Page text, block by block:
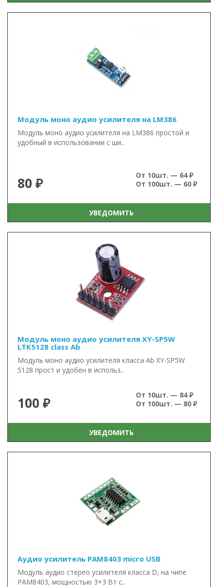
Модуль моно аудио усилителя на LM386
Модуль моно аудио усилителя на LM386 простой и
удобный в использовании с ши..
80 ₽
От 10шт. — 64 ₽
От 100шт. — 60 ₽
УВЕДОМИТЬ
Модуль моно аудио усилителя XY-SP5W
LTK5128 class Ab
Модуль моно аудио усилителя класса Ab XY-SP5W
5128 прост и удобен в использ..
100 ₽
От 10шт. — 84 ₽
От 100шт. — 80 ₽
УВЕДОМИТЬ
Аудио усилитель PAM8403 micro USB
Модуль аудио стерео усилителя класса D, на чипе
PAM8403, мощностью 3+3 Вт с..